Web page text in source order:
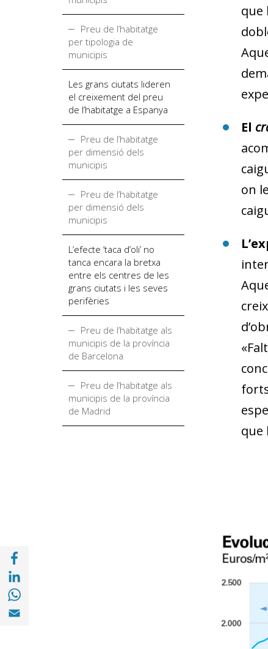
Compartir a Facebook (opens in a new
Compartir a with Whatsapp (opens in a
Compartir a Email (opens in a new
Preu de l’habitatge
per tipologia de
municipis
Les grans ciutats lideren
el creixement del preu
de l’habitatge a Espanya
Preu de l’habitatge
per dimensió dels
municipis
Preu de l’habitatge
per dimensió dels
municipis
L’efecte ‘taca d’oli’ no
tanca encara la bretxa
entre els centres de les
grans ciutats i les seves
perifèries
Preu de l’habitatge als
municipis de la província
de Barcelona
Preu de l’habitatge als
municipis de la província
de Madrid
que
El
on
que